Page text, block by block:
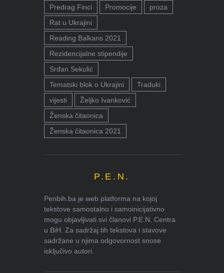
Predrag Finci
Promocije
proza
Rat u Ukrajini
Reading Balkans 2021
Rezidencijalne stipendije
Srđan Sekulić
Tematski blok o Ukrajini
Traduki
vijesti
Željko Ivanković
Ženska čitaonica
Ženska čitaonica 2021
P.E.N.
Penbih.ba je web platforma na kojoj
tekstove samostalno i samoinicijativno
mogu objavljivati svi članovi P.E.N. Centra
u BiH. Za sadržaj tih tekstova i stavove
sadržane u njima odgovornost snose
isključivo autori.